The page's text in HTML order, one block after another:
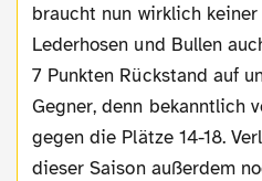
braucht nun wirklich
Lederhosen und Bullen
7 Punkten Rückstand auf
Gegner, denn bekanntlich
gegen die Plätze 14-18.
dieser Saison außerdem